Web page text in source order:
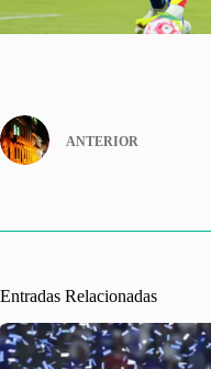
ANTERIOR
Entradas Relacionadas